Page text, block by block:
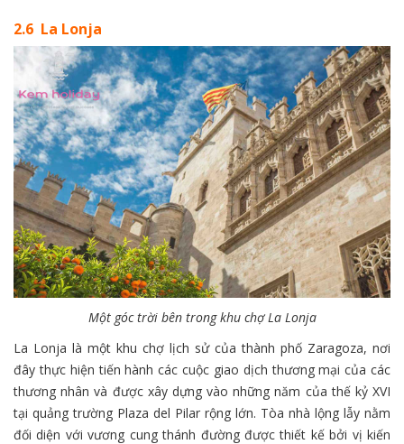
2.6 La Lonja
Một góc trời bên trong khu chợ La Lonja
La Lonja là một khu chợ lịch sử của thành phố Zaragoza, nơi
đây thực hiện tiến hành các cuộc giao dịch thương mại của các
thương nhân và được xây dựng vào những năm của thế kỷ XVI
tại quảng trường Plaza del Pilar rộng lớn. Tòa nhà lộng lẫy nằm
đối diện với vương cung thánh đường được thiết kế bởi vị kiến